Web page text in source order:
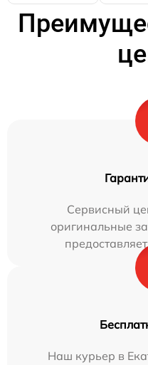
Сервисный
оригинальные
Наш курьер в